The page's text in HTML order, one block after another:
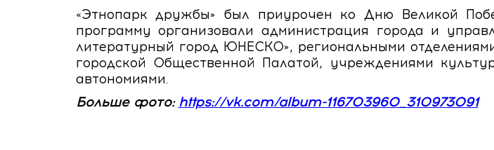
«Этнопарк дружбы» был приурочен ко Дню Великой
программу организовали администрация города и
литературный город ЮНЕСКО», региональными
городской Общественной Палатой, учреждениями
автономиями.
Больше фото: https://vk.com/album-116703960_310973091